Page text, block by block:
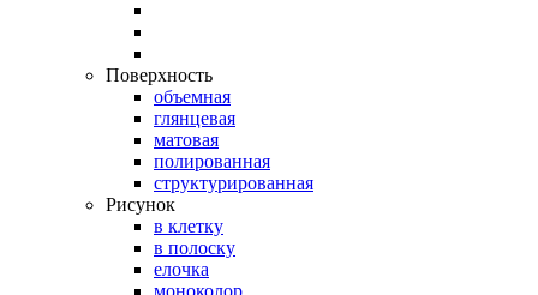
Поверхность
объемная
глянцевая
матовая
полированная
структурированная
Рисунок
в клетку
в полоску
елочка
моноколор